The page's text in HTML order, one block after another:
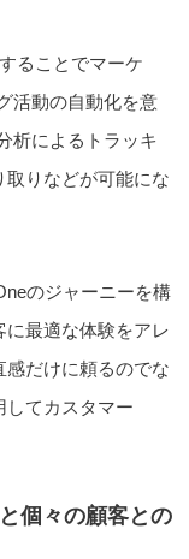
ることでマーケ
活動の自動化を意
析によるトラッキ
取りなどが可能にな
のジャーニーを構
最適な体験をアレ
感だけに頼るのでな
してカスタマー
個々の顧客との